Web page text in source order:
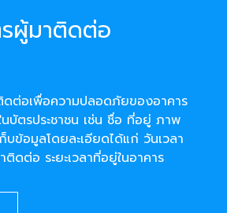
ผู้มาติดต่อ
ต่อเพื่อความปลอดภัยของอาคาร
บัตรประชาชน เช่น ชื่อ ที่อยู่ ภาพ
บข้อมูลโดยละเอียดได้แก่ วันเวลา
ดต่อ ระยะเวลาที่อยู่ในอาคาร